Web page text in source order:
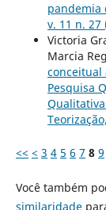
pandemia
v. 11 n. 27
Victoria
Marcia
Pesquisa
<< < 3 4 5 6 7 8 9
Você também
similaridade